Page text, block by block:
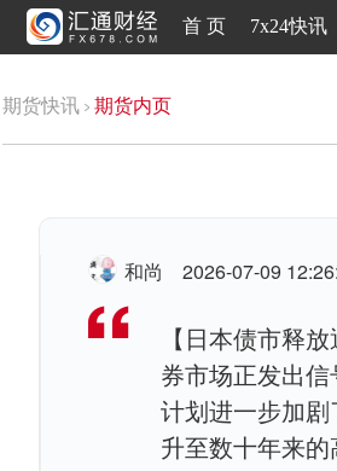
首 页 7x24快讯
期货快讯 期货内页
和尚 2026-07-09
【日本债市释
券市场正发出
计划进一步加
升至数十年来